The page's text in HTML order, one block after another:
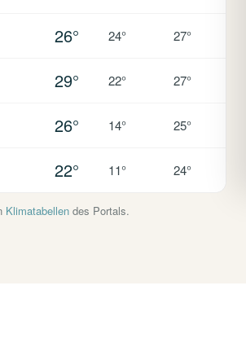
26° 24° 27°
29° 22° 27°
26° 14° 25°
22° 11° 24°
Klimatabellen des Portals.